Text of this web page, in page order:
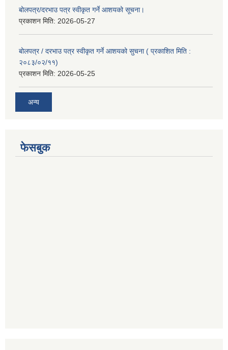
बोलपत्र/दरभाउ पत्र स्वीकृत गर्ने आशयको सूचना।
प्रकाशन मिति: 2026-05-27
बोलपत्र / दरभाउ पत्र स्वीकृत गर्ने आशयको सुचना ( प्रकाशित मिति :
२०८३/०२/११)
प्रकाशन मिति: 2026-05-25
अन्य
फेसबुक